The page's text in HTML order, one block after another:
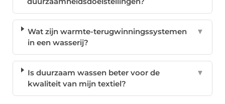
Wat zijn warmte-terugwinningssystemen
in een wasserij?
▼
Is duurzaam wassen beter voor de
kwaliteit van mijn textiel?
▼